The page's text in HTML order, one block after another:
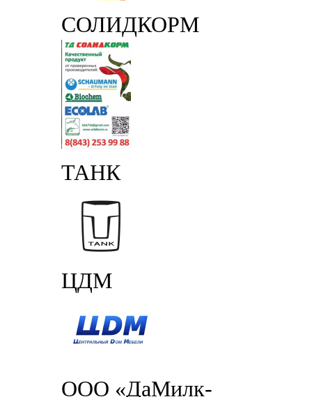
СОЛИДКОРМ
ТАНК
ЦДМ
ООО «ДаМилк-